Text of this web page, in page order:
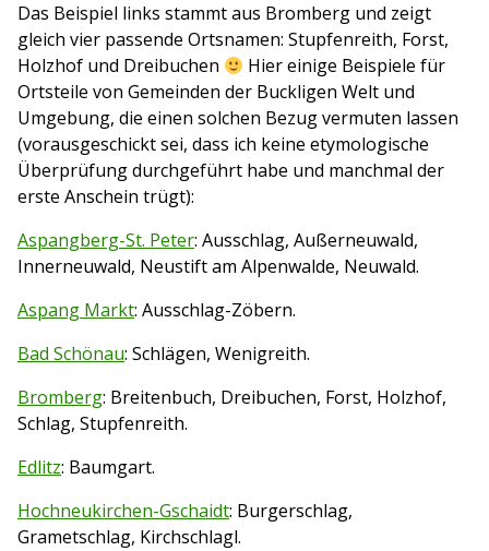
Das Beispiel links stammt aus Bromberg und zeigt
gleich vier passende Ortsnamen: Stupfenreith, Forst,
Holzhof und Dreibuchen
Hier einige Beispiele für
Ortsteile von Gemeinden der Buckligen Welt und
Umgebung, die einen solchen Bezug vermuten lassen
(vorausgeschickt sei, dass ich keine etymologische
Überprüfung durchgeführt habe und manchmal der
erste Anschein trügt):
Aspangberg-St. Peter: Ausschlag, Außerneuwald,
Innerneuwald, Neustift am Alpenwalde, Neuwald.
Aspang Markt: Ausschlag-Zöbern.
Bad Schönau: Schlägen, Wenigreith.
Bromberg: Breitenbuch, Dreibuchen, Forst, Holzhof,
Schlag, Stupfenreith.
Edlitz: Baumgart.
Hochneukirchen-Gschaidt: Burgerschlag,
Grametschlag, Kirchschlagl.